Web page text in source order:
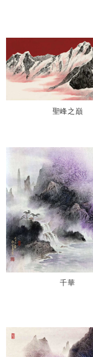
聖峰之巔
千華